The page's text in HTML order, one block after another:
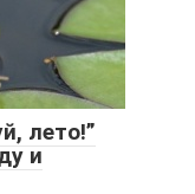
лето!”
и